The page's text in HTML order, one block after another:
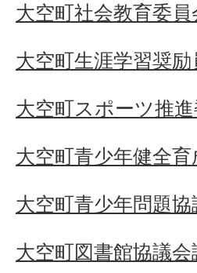
大空町社会教育委員
大空町生涯学習奨励
大空町スポーツ推
大空町青少年健全
大空町青少年問題協
大空町図書館協議会